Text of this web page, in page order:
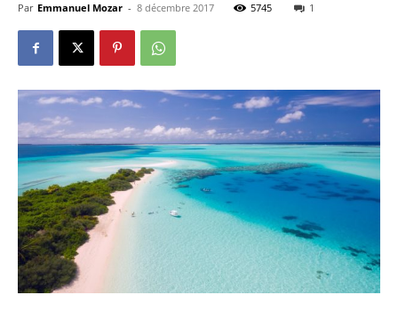
Par Emmanuel Mozar - 8 décembre 2017 5745 1